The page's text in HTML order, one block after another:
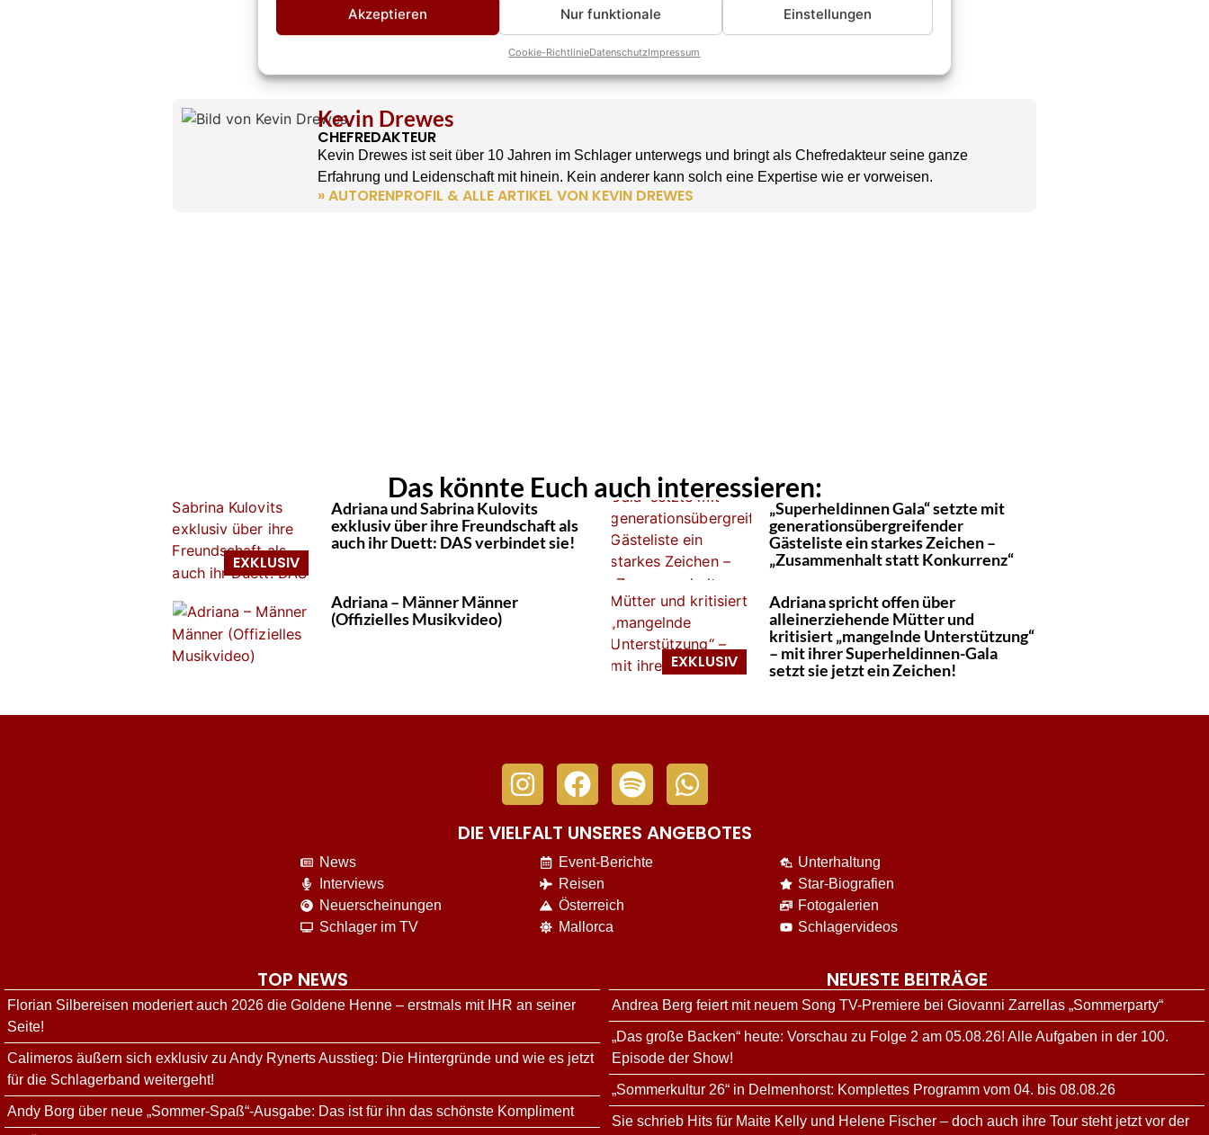
Akzeptieren Nur funktionale Einstellungen
Cookie-RichtlinieDatenschutzImpressum
Kevin Drewes
CHEFREDAKTEUR
Kevin Drewes ist seit über 10 Jahren im Schlager unterwegs und bringt als Chefredakteur seine ganze
Erfahrung und Leidenschaft mit hinein. Kein anderer kann solch eine Expertise wie er vorweisen.
» AUTORENPROFIL & ALLE ARTIKEL VON KEVIN DREWES
Das könnte Euch auch interessieren:
Adriana und Sabrina Kulovits
exklusiv über ihre Freundschaft als
auch ihr Duett: DAS verbindet sie!
„Superheldinnen Gala“ setzte mit
generationsübergreifender
Gästeliste ein starkes Zeichen –
„Zusammenhalt statt Konkurrenz“
Adriana – Männer Männer
(Offizielles Musikvideo)
Adriana spricht offen über
alleinerziehende Mütter und
kritisiert „mangelnde Unterstützung“
– mit ihrer Superheldinnen-Gala
setzt sie jetzt ein Zeichen!
DIE VIELFALT UNSERES ANGEBOTES
News
Interviews
Neuerscheinungen
Schlager im TV
Event-Berichte
Reisen
Österreich
Mallorca
Unterhaltung
Star-Biografien
Fotogalerien
Schlagervideos
TOP NEWS
Florian Silbereisen moderiert auch 2026 die Goldene Henne – erstmals mit IHR an seiner
Seite!
Calimeros äußern sich exklusiv zu Andy Rynerts Ausstieg: Die Hintergründe und wie es jetzt
für die Schlagerband weitergeht!
Andy Borg über neue „Sommer-Spaß“-Ausgabe: Das ist für ihn das schönste Kompliment
NEUESTE BEITRÄGE
Andrea Berg feiert mit neuem Song TV-Premiere bei Giovanni Zarrellas „Sommerparty“
„Das große Backen“ heute: Vorschau zu Folge 2 am 05.08.26! Alle Aufgaben in der 100.
Episode der Show!
„Sommerkultur 26“ in Delmenhorst: Komplettes Programm vom 04. bis 08.08.26
Sie schrieb Hits für Maite Kelly und Helene Fischer – doch auch ihre Tour steht jetzt vor der